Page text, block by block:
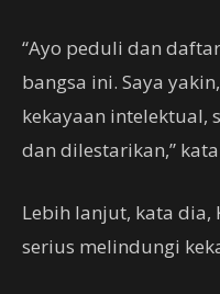
“Ayo peduli dan
bangsa ini. Saya
kekayaan intelektual,
dan dilestarikan,”
Lebih lanjut, kata dia,
serius melindungi